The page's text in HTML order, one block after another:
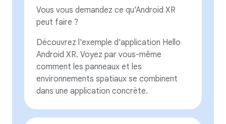
Vous vous demandez ce qu'Android XR
peut faire ?
Découvrez l'exemple d'application Hello
Android XR. Voyez par vous-même
comment les panneaux et les
environnements spatiaux se combinent
dans une application concrète.